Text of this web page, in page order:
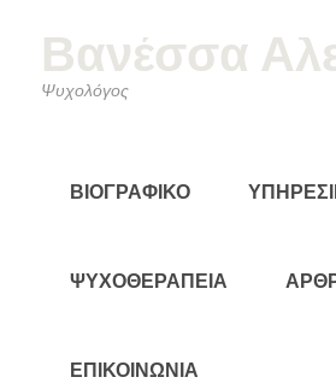
Βανέσσα
Ψυχολόγος
ΒΙΟΓΡΑΦΙΚΟ
ΨΥΧΟΘΕΡΑΠΕΙΑ
ΕΠΙΚΟΙΝΩΝΙΑ